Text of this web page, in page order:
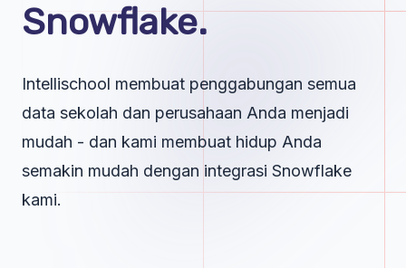
Snowflake.
Intellischool membuat penggabungan semua
data sekolah dan perusahaan Anda menjadi
mudah - dan kami membuat hidup Anda
semakin mudah dengan integrasi Snowflake
kami.